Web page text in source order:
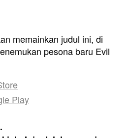
memainkan judul ini, di
pesona baru Evil
Play